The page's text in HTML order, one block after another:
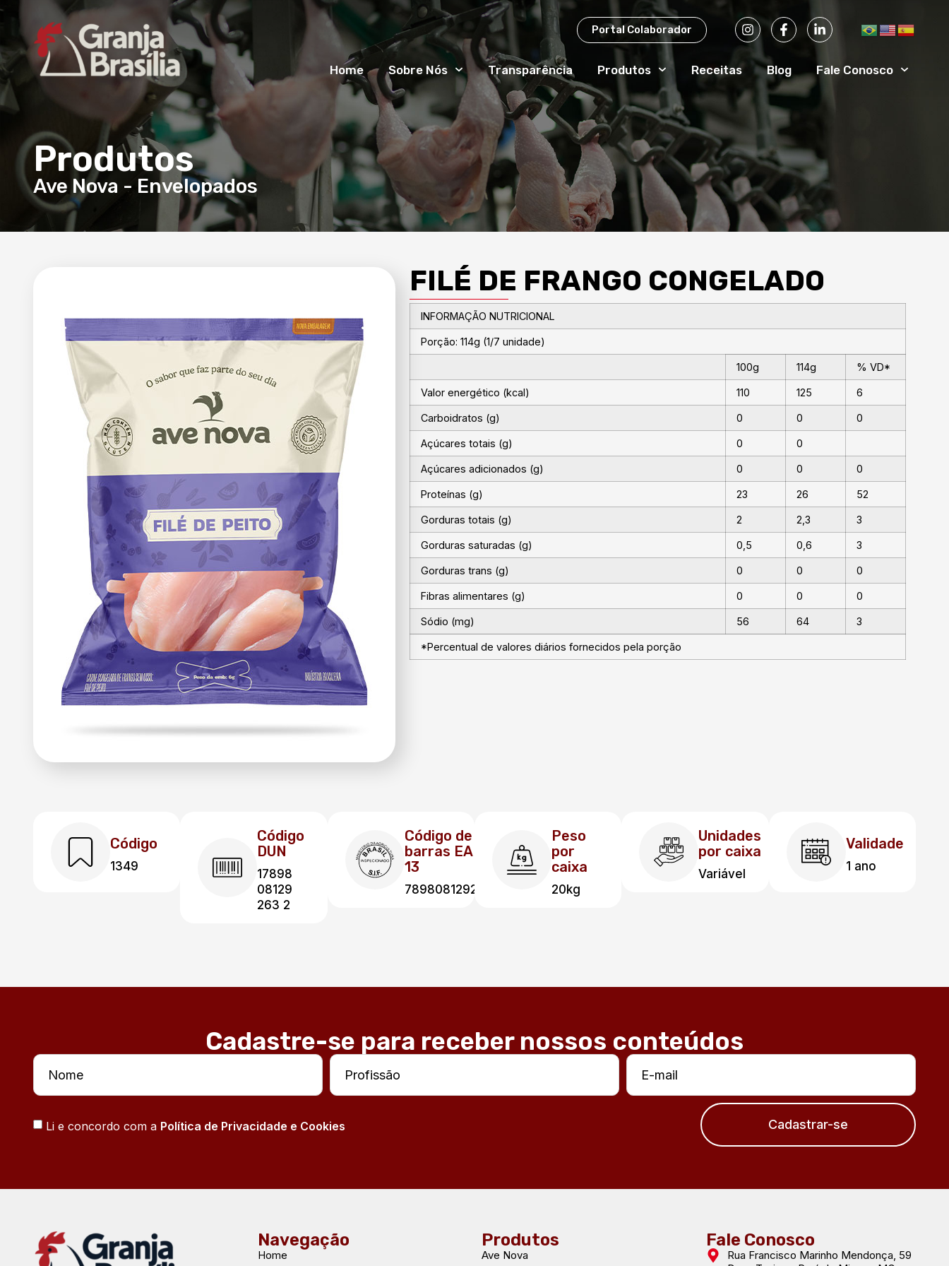
Portal Colaborador
Home Sobre Nós Transparência Produtos Receitas Blog Fale Conosco
Produtos
Ave Nova - Envelopados
FILÉ DE FRANGO CONGELADO
INFORMAÇÃO NUTRICIONAL
Porção: 114g (1/7 unidade)
100g 114g % VD*
Valor energético (kcal) 110 125 6
Carboidratos (g) 0 0 0
Açúcares totais (g) 0 0
Açúcares adicionados (g) 0 0 0
Proteínas (g) 23 26 52
Gorduras totais (g) 2 2,3 3
Gorduras saturadas (g) 0,5 0,6 3
Gorduras trans (g) 0 0 0
Fibras alimentares (g) 0 0 0
Sódio (mg) 56 64 3
*Percentual de valores diários fornecidos pela porção
Código
1349
Código
DUN
17898
08129
263 2
Código de
barras EAN
13
7898081292635
Peso
por
caixa
20kg
Unidades
por caixa
Variável
Validade
1 ano
Cadastre-se para receber nossos conteúdos
Li e concordo com a Política de Privacidade e Cookies Cadastrar-se
Navegação
Home
Produtos
Ave Nova
Fale Conosco
Rua Francisco Marinho Mendonça, 59